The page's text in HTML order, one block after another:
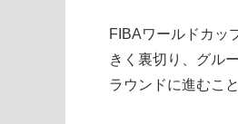
FIBAワールドカッ
きく裏切り、グル
ラウンドに進むこ